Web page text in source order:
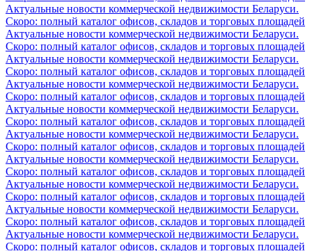
Актуальные новости коммерческой недвижимости Беларуси.
Скоро: полный каталог офисов, складов и торговых площадей
Актуальные новости коммерческой недвижимости Беларуси.
Скоро: полный каталог офисов, складов и торговых площадей
Актуальные новости коммерческой недвижимости Беларуси.
Скоро: полный каталог офисов, складов и торговых площадей
Актуальные новости коммерческой недвижимости Беларуси.
Скоро: полный каталог офисов, складов и торговых площадей
Актуальные новости коммерческой недвижимости Беларуси.
Скоро: полный каталог офисов, складов и торговых площадей
Актуальные новости коммерческой недвижимости Беларуси.
Скоро: полный каталог офисов, складов и торговых площадей
Актуальные новости коммерческой недвижимости Беларуси.
Скоро: полный каталог офисов, складов и торговых площадей
Актуальные новости коммерческой недвижимости Беларуси.
Скоро: полный каталог офисов, складов и торговых площадей
Актуальные новости коммерческой недвижимости Беларуси.
Скоро: полный каталог офисов, складов и торговых площадей
Актуальные новости коммерческой недвижимости Беларуси.
Скоро: полный каталог офисов, складов и торговых площадей